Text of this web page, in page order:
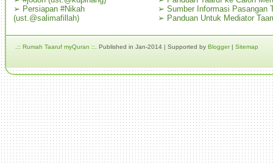
➢ Persiapan #Nikah
(ust.@salimafillah)
➢ Sumber Informasi Pasangan
➢ Panduan Untuk Mediator
.:: Rumah Taaruf myQuran ::. Published in Jan-2014 | Supported by Blogger| Sitemap